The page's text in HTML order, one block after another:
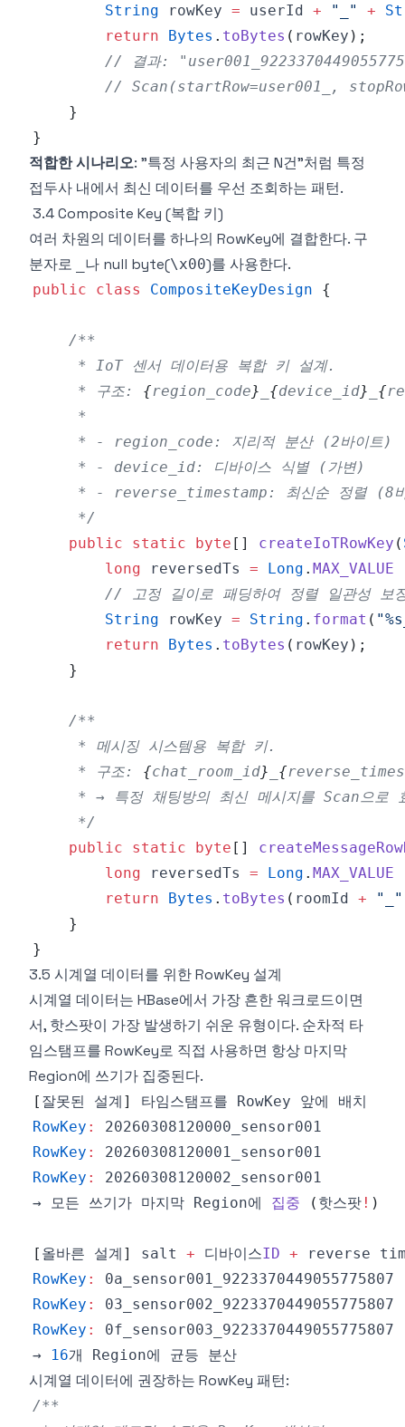
String rowKey = userId + "_" +
return
Bytes . toBytes ( rowKey ) ;
// 결과:
// Scan(startRow=user001_,
}
}
적합한 시나리오: "특정 사용자의 최근 N건"처럼 특정
접두사 내에서 최신 데이터를 우선 조회하는 패턴.
3.4 Composite Key (복합 키)
여러 차원의 데이터를 하나의 RowKey에 결합한다. 구
분자로
나 null byte(\x00)를 사용한다.
public class CompositeKeyDesign {
     * 구조:
{region_code} {device_id} {
     */
public
static byte [ ] createIoTRowKey (
long reversedTs = Long . MAX_VALUE
// 고정 길이로 패딩하여 정렬 일관성 보
String rowKey = String . format (
return
Bytes . toBytes ( rowKey ) ;
}
     * 구조:
{chat_room_id} {
     */
public
static byte [ ]
long reversedTs = Long . MAX_VALUE
return
Bytes . toBytes ( roomId +
"_"
}
}
3.5 시계열 데이터를 위한 RowKey 설계
시계열 데이터는 HBase에서 가장 흔한 워크로드이면
서, 핫스팟이 가장 발생하기 쉬운 유형이다. 순차적 타
임스탬프를 RowKey로 직접 사용하면 항상 마지막
Region에 쓰기가 집중된다.
[ 잘못된 설계 ] 타임스탬프를 RowKey
RowKey :
RowKey :
RowKey :
→ 모든 쓰기가 마지막 Region에 집중 ( 핫스팟 ! )
[ 올바른 설계 ] salt + 디바이스ID +
RowKey :
RowKey :
RowKey :
→
16개 Region에
시계열 데이터에 권장하는 RowKey 패턴: